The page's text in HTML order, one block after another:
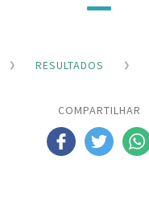
RESULTADOS
COMPARTILHAR